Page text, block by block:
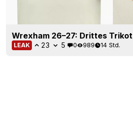
Wrexham 26–27: Drittes
LEAK 23 5 0 989 14 Std.